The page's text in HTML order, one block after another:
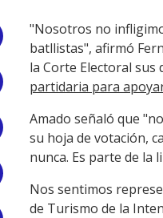
Facebook
WhatsApp
"Nosotros no
batllistas", afirmó
la Corte Electoral sus
partidaria para
Amado señaló que
su hoja de votación,
nunca. Es parte de la
Nos sentimos
de Turismo de la